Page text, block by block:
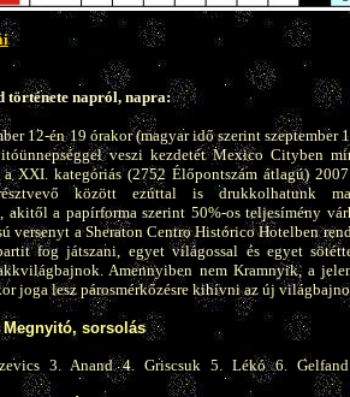
története napról, napra:
12-én 19 órakor (magyar idő szerint szeptember
veszi kezdetét Mexico Cityben
a XXI. kategóriás (2752 Élőpontszám átlagú)
között ezúttal is drukkolhatunk
akitől a papírforma szerint 50%-os teljesímény
versenyt a Sheraton Centro Histórico Hotelben
fog játszani, egyet világossal és egyet
Amennyiben nem Kramnyik, a
joga lesz párosmérkőzésre kihívni az új
Megnyitó, sorsolás
3. Anand 4. Griscsuk 5. Lékó 6.